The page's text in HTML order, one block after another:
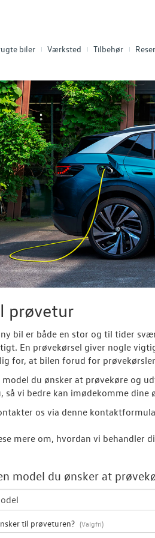
biler Værksted Tilbehør
prøvetur
bil er både en stor og til tider
En prøvekørsel giver nogle
for, at bilen forud for
du ønsker at prøvekøre og
så vi bedre kan imødekomme dine
os via denne
mere om, hvordan vi behandler
model du ønsker at
til prøveturen?